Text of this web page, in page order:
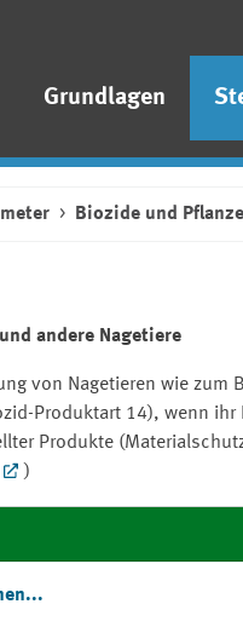
Grundlagen
Biozide und
andere Nagetiere
von Nagetieren wie
Produktart 14), wenn
Produkte
)